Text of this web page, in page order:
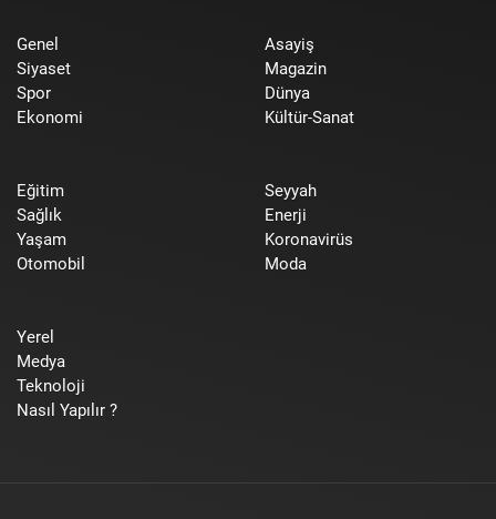
Genel
Siyaset
Spor
Ekonomi
Asayiş
Magazin
Dünya
Kültür-Sanat
Eğitim
Sağlık
Yaşam
Otomobil
Seyyah
Enerji
Koronavirüs
Moda
Yerel
Medya
Teknoloji
Nasıl Yapılır ?